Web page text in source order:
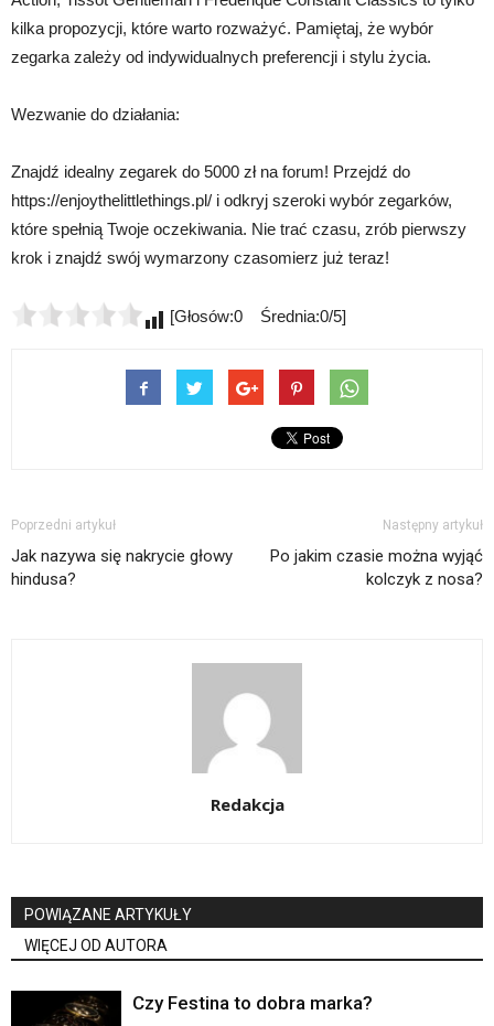
kilka propozycji, które warto rozważyć. Pamiętaj, że wybór
zegarka zależy od indywidualnych preferencji i stylu życia.
Wezwanie do działania:
Znajdź idealny zegarek do 5000 zł na forum! Przejdź do
https://enjoythelittlethings.pl/ i odkryj szeroki wybór zegarków,
które spełnią Twoje oczekiwania. Nie trać czasu, zrób pierwszy
krok i znajdź swój wymarzony czasomierz już teraz!
[Głosów:0 Średnia:0/5]
Poprzedni artykuł
Jak nazywa się nakrycie głowy
hindusa?
Następny artykuł
Po jakim czasie można wyjąć
kolczyk z nosa?
Redakcja
POWIĄZANE ARTYKUŁY
WIĘCEJ OD AUTORA
Czy Festina to dobra marka?